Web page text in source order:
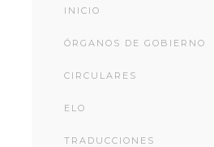
INICIO
ÓRGANOS DE GOBIERNO
CIRCULARES
ELO
TRADUCCIONES